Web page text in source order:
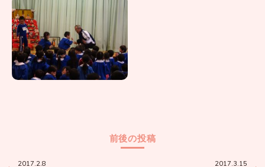
前後の投稿
2017.2.8 2017.3.15